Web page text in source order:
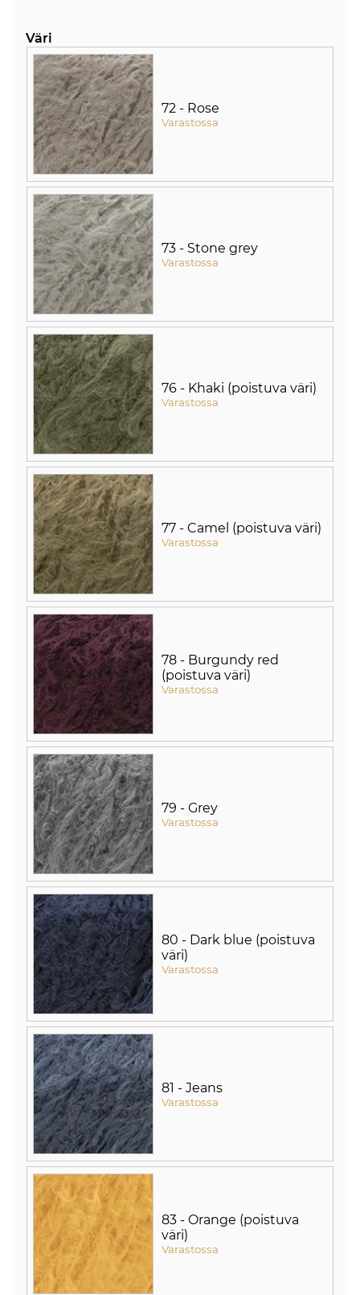
Väri
72 - Rose
Varastossa
73 - Stone grey
Varastossa
76 - Khaki (poistuva väri)
Varastossa
77 - Camel (poistuva väri)
Varastossa
78 - Burgundy red
(poistuva väri)
Varastossa
79 - Grey
Varastossa
80 - Dark blue (poistuva
väri)
Varastossa
81 - Jeans
Varastossa
83 - Orange (poistuva
väri)
Varastossa